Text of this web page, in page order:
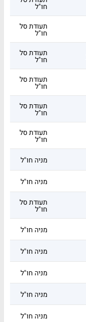
חו"ל
תעודת סל
חו"ל
תעודת סל
חו"ל
תעודת סל
חו"ל
תעודת סל
חו"ל
תעודת סל
חו"ל
מניה חו"ל
מניה חו"ל
תעודת סל
חו"ל
מניה חו"ל
מניה חו"ל
מניה חו"ל
מניה חו"ל
מניה חו"ל